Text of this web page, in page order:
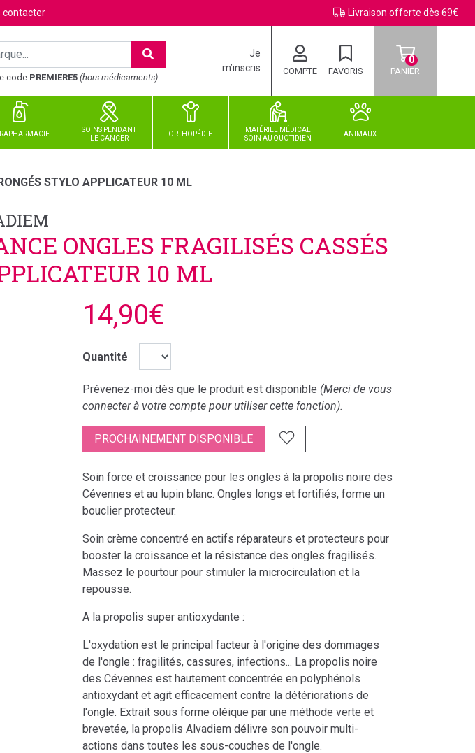
contacter Livraison offerte dès 69€
code PREMIERE5 (hors médicaments)
Je
m’inscris
COMPTE FAVORIS PANIER
0
SOINS PENDANT
LE CANCER
ORTHOPÉDIE
MATÉRIEL MÉDICAL
SOINAUQUOTIDIEN
ANIMAUX
STYLO APPLICATEUR 10 ML
ONGLES FRAGILISÉS CASSÉS
10 ML
14,90€
Quantité
Prévenez-moi dès que le produit est disponible (Merci de vous
connecter à votre compte pour utiliser cette fonction).
PROCHAINEMENT DISPONIBLE
Soin force et croissance pour les ongles à la propolis noire des
Cévennes et au lupin blanc. Ongles longs et fortifiés, forme un
bouclier protecteur.
Soin crème concentré en actifs réparateurs et protecteurs pour
booster la croissance et la résistance des ongles fragilisés.
Massez le pourtour pour stimuler la microcirculation et la
repousse.
A la propolis super antioxydante :
L'oxydation est le principal facteur à l'origine des dommages
de l'ongle : fragilités, cassures, infections... La propolis noire
des Cévennes est hautement concentrée en polyphénols
antioxydant et agit efficacement contre la détériorations de
l'ongle. Extrait sous forme oléique par une méthode verte et
brevetée, la propolis Alvadiem délivre son pouvoir multi-
actions dans toutes les sous-couches de l'ongle.